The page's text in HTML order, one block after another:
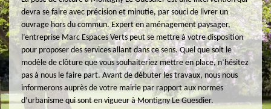
devra se faire avec précision et minutie, par souci de livrer un
ouvrage hors du commun. Expert en aménagement paysager,
l’entreprise Marc Espaces Verts peut se mettre à votre disposition
pour proposer des services allant dans ce sens. Quel que soit le
modèle de clôture que vous souhaiteriez mettre en place, n’hésitez
pas à nous le faire part. Avant de débuter les travaux, nous nous
informerons auprès de votre mairie par rapport aux normes
d’urbanisme qui sont en vigueur à Montigny Le Guesdier.